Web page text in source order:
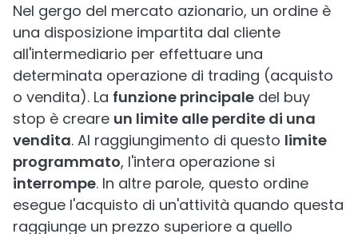
Nel gergo del mercato azionario, un ordine è
una disposizione impartita dal cliente
all'intermediario per effettuare una
determinata operazione di trading (acquisto
o vendita). La funzione principale del buy
stop è creare un limite alle perdite di una
vendita. Al raggiungimento di questo limite
programmato, l'intera operazione si
interrompe. In altre parole, questo ordine
esegue l'acquisto di un'attività quando questa
raggiunge un prezzo superiore a quello